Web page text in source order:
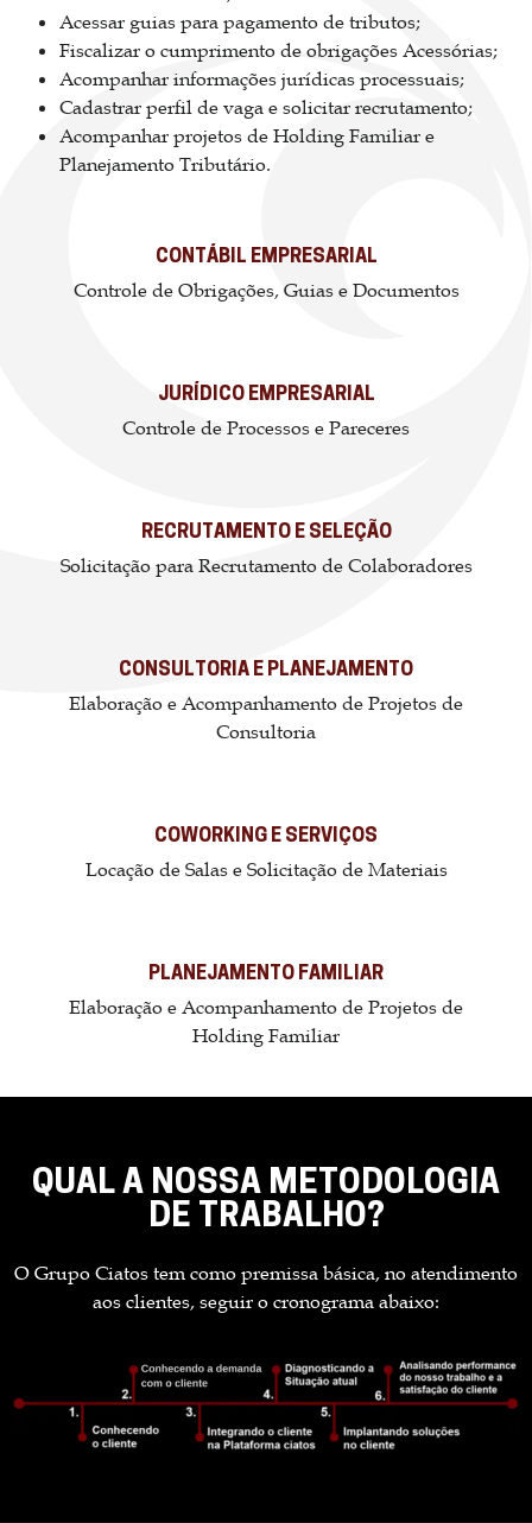
Acessar guias para pagamento de tributos;
Fiscalizar o cumprimento de obrigações Acessórias;
Acompanhar informações jurídicas processuais;
Cadastrar perfil de vaga e solicitar recrutamento;
Acompanhar projetos de Holding Familiar e
Planejamento Tributário.
CONTÁBIL EMPRESARIAL
Controle de Obrigações, Guias e Documentos
JURÍDICO EMPRESARIAL
Controle de Processos e Pareceres
RECRUTAMENTO E SELEÇÃO
Solicitação para Recrutamento de Colaboradores
CONSULTORIA E PLANEJAMENTO
Elaboração e Acompanhamento de Projetos de
Consultoria
COWORKING E SERVIÇOS
Locação de Salas e Solicitação de Materiais
PLANEJAMENTO FAMILIAR
Elaboração e Acompanhamento de Projetos de
Holding Familiar
QUAL A NOSSA METODOLOGIA
DE TRABALHO?
O Grupo Ciatos tem como premissa básica, no atendimento
aos clientes, seguir o cronograma abaixo: